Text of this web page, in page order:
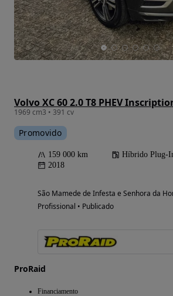
1969 cm3 • 391 cv
Promovido
159 000 km Híbrido Plug-
2018
São Mamede de Infesta e Senhora da
Profissional • Publicado
ProRaid
Financiamento